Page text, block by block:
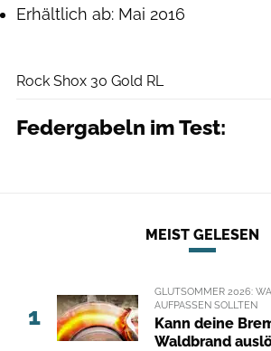
Erhältlich ab: Mai 2016
Rock Shox 30 Gold RL
Federgabeln im Test:
MEIST GELESEN
1
GLUTSOMMER 2026:
AUFPASSEN SOLLTEN
Kann deine
Waldbrand